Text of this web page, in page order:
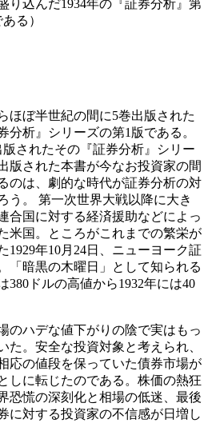
り込んだ1934年の『証券分析』第
る）
ほぼ半世紀の間に5巻出版された
分析』シリーズの第1版である。
されたその『証券分析』シリー
版された本書が今なお投資家の間
のは、劇的な時代が証券分析の対
う。 第一次世界大戦以降に大き
合国に対する経済援助などによっ
米国。ところがこれまでの繁栄が
1929年10月24日、ニューヨーク証
「暗黒の木曜日」として知られる
380ドルの高値から1932年には40
のハデな値下がりの陰で実はもっ
た。安全な投資対象と考えられ、
応の値段を保っていた債券市場が
しに転じたのである。株価の熱狂
恐慌の深刻化と相場の低迷、最後
に対する投資家の不信感が日増し